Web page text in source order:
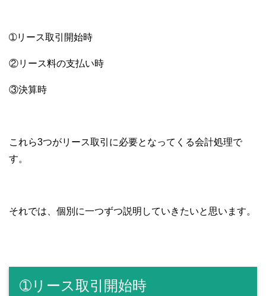
➀リース取引開始時
②リース料の支払い時
③決算時
これら3つがリース取引に必要となってくる会計処理で
す。
それでは、個別に一つずつ説明していきたいと思います。
➀リース取引開始時